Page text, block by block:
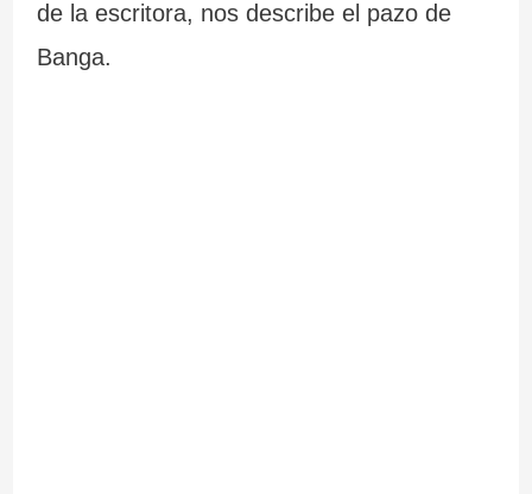
de la escritora, nos describe el pazo de
Banga.